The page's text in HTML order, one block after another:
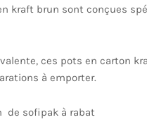
kraft brun sont conçues
ces pots en carton
à emporter.
de sofipak à rabat